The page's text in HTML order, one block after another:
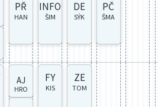
PŘ
HAN
INFO
ŠIM
DE
SÝK
PČ
ŠMA
AJ
HRO
FY
KIS
ZE
TOM